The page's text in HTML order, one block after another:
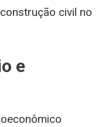
civil no
e